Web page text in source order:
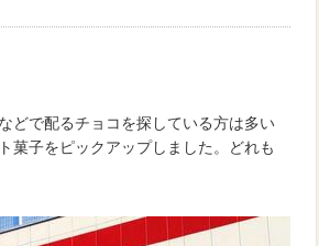
どで配るチョコを探している方は多い
菓子をピックアップしました。どれも